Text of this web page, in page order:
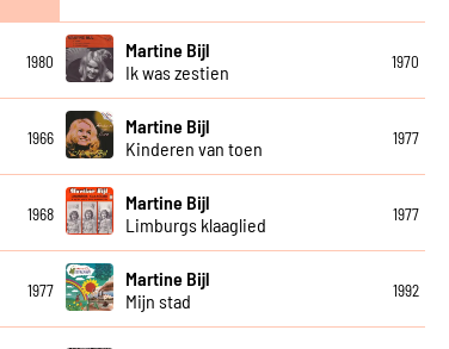
1980
Martine Bijl
Ik was zestien
1970
1966
Martine Bijl
Kinderen van toen
1977
1968
Martine Bijl
Limburgs klaaglied
1977
1977
Martine Bijl
Mijn stad
1992